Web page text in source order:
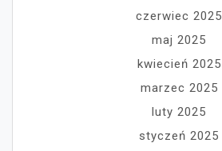
czerwiec 2025
maj 2025
kwiecień 2025
marzec 2025
luty 2025
styczeń 2025